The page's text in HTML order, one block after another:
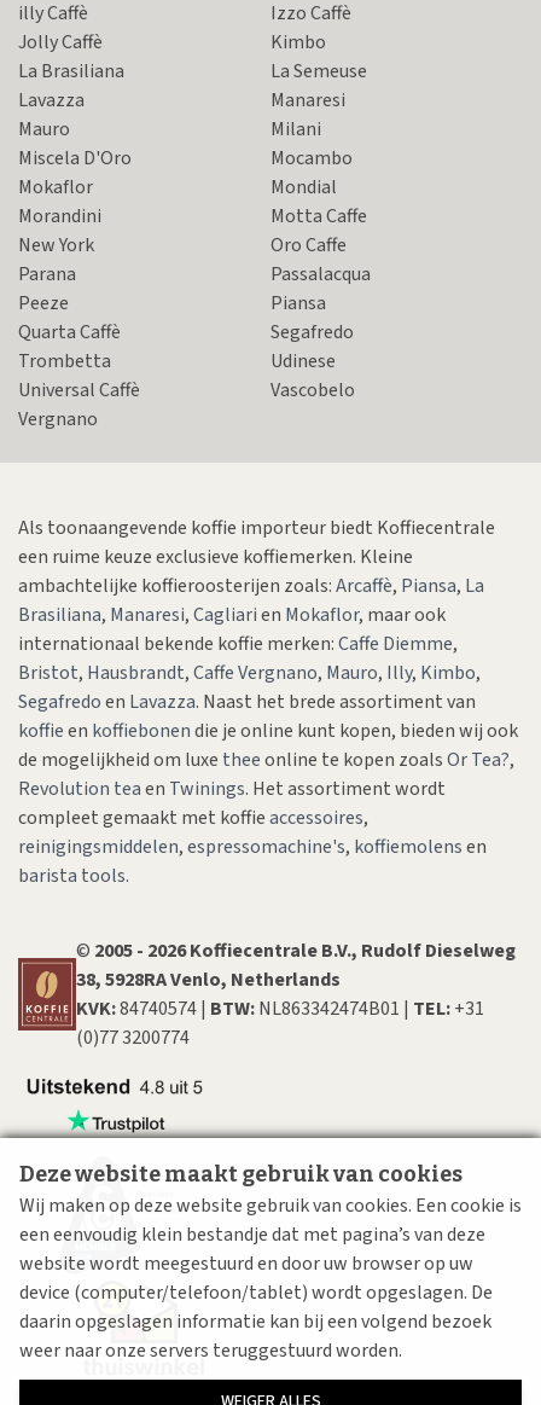
Deze website maakt gebruik van cookies
Wij maken op deze website gebruik van cookies. Een cookie is
een eenvoudig klein bestandje dat met pagina’s van deze
website wordt meegestuurd en door uw browser op uw
device (computer/telefoon/tablet) wordt opgeslagen. De
daarin opgeslagen informatie kan bij een volgend bezoek
weer naar onze servers teruggestuurd worden.
illy Caffè
Izzo Caffè
Jolly Caffè
Kimbo
La Brasiliana
La Semeuse
Lavazza
Manaresi
Mauro
Milani
Miscela D'Oro
Mocambo
Mokaflor
Mondial
Morandini
Motta Caffe
New York
Oro Caffe
Parana
Passalacqua
Peeze
Piansa
Quarta Caffè
Segafredo
Trombetta
Udinese
Universal Caffè
Vascobelo
Vergnano
Als toonaangevende koffie importeur biedt Koffiecentrale
een ruime keuze exclusieve koffiemerken. Kleine
ambachtelijke koffieroosterijen zoals:Arcaffè, Piansa, La
Brasiliana, Manaresi,Cagliarien Mokaflor, maar ook
internationaal bekende koffie merken:Caffe Diemme,
Bristot, Hausbrandt,Caffe Vergnano, Mauro, Illy, Kimbo,
Segafredoen Lavazza. Naast het brede assortiment van
koffieen koffiebonendie je online kunt kopen, bieden wij ook
de mogelijkheid om luxe theeonline te kopen zoalsOr Tea?,
Revolution teaen Twinings. Het assortiment wordt
compleet gemaakt met koffieaccessoires,
reinigingsmiddelen,espressomachine's, koffiemolensen
barista tools.
© 200​5​ - 2026 Koffiecentrale B.V., Rudolf Dieselweg
38, 5928RA Venlo, Netherlands
KVK:84740574 | BTW:NL863342474B01 | TEL:+31
(0)77 3200774